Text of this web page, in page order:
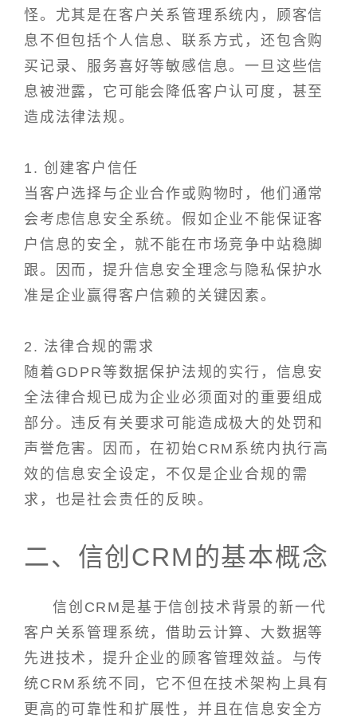
怪。尤其是在客户关系管理系统内，顾客信
息不但包括个人信息、联系方式，还包含购
买记录、服务喜好等敏感信息。一旦这些信
息被泄露，它可能会降低客户认可度，甚至
造成法律法规。
1. 创建客户信任
当客户选择与企业合作或购物时，他们通常
会考虑信息安全系统。假如企业不能保证客
户信息的安全，就不能在市场竞争中站稳脚
跟。因而，提升信息安全理念与隐私保护水
准是企业赢得客户信赖的关键因素。
2. 法律合规的需求
随着GDPR等数据保护法规的实行，信息安
全法律合规已成为企业必须面对的重要组成
部分。违反有关要求可能造成极大的处罚和
声誉危害。因而，在初始CRM系统内执行高
效的信息安全设定，不仅是企业合规的需
求，也是社会责任的反映。
二、信创CRM的基本概念
信创CRM是基于信创技术背景的新一代
客户关系管理系统，借助云计算、大数据等
先进技术，提升企业的顾客管理效益。与传
统CRM系统不同，它不但在技术架构上具有
更高的可靠性和扩展性，并且在信息安全方